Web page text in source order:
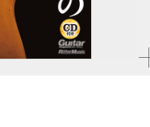
拡大